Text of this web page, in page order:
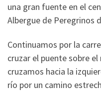
una gran fuente en el
Albergue de Peregrinos
Continuamos por la
cruzar el puente sobre
cruzamos hacia la
río por un camino